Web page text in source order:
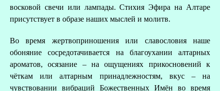
восковой свечи или лампады. Стихия Эфира на Алтаре
присутствует в образе наших мыслей и молитв.
Во время жертвоприношения или славословия наше
обоняние сосредотачивается на благоухании алтарных
ароматов, осязание – на ощущениях прикосновений к
чёткам или алтарным принадлежностям, вкус – на
чувствовании вибраций Божественных Имён во время